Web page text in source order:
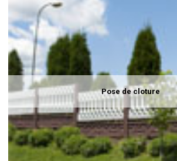
Pose de cloture